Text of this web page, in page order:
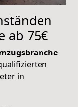
ab 75€
in